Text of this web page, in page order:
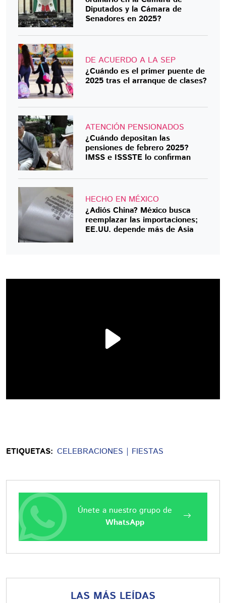
Diputados y la Cámara de
Senadores en 2025?
DE ACUERDO A LA SEP
¿Cuándo es el primer puente de
2025 tras el arranque de clases?
ATENCIÓN PENSIONADOS
¿Cuándo depositan las
pensiones de febrero 2025?
IMSS e ISSSTE lo confirman
HECHO EN MÉXICO
¿Adiós China? México busca
reemplazar las importaciones;
EE.UU. depende más de Asia
ETIQUETAS: CELEBRACIONES FIESTAS
Únete a nuestro grupo de
WhatsApp
LAS MÁS LEÍDAS